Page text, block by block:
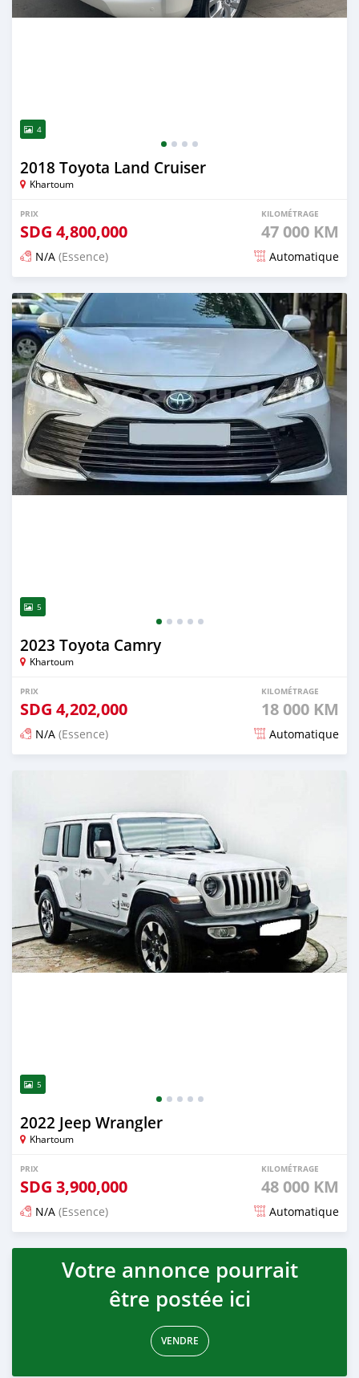
4
2018 Toyota Land Cruiser
Khartoum
PRIX
SDG 4,800,000
KILOMÉTRAGE
47 000 KM
N/A (Essence) Automatique
Publié il y a 20 jours
5
2023 Toyota Camry
Khartoum
PRIX
SDG 4,202,000
KILOMÉTRAGE
18 000 KM
N/A (Essence) Automatique
5
2022 Jeep Wrangler
Khartoum
PRIX
SDG 3,900,000
KILOMÉTRAGE
48 000 KM
N/A (Essence) Automatique
Publié il y a environ un mois
Votre annonce pourrait
être postée ici
VENDRE